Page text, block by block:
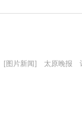
[图片新闻] 太原晚报 记